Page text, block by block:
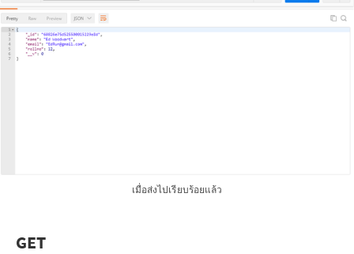
เมื่อส่งไปเรียบร้อยแล้ว
GET